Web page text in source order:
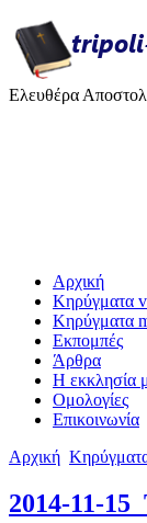
Ελευθέρα
Αρχική
Κηρύγματα
Κηρύγματα
Εκπομπές
Άρθρα
H εκκλησία
Ομολογίες
Επικοινωνία
Αρχική
2014-11-